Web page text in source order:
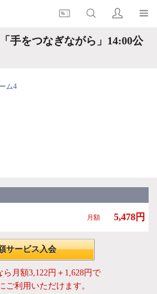
手をつなぎながら」14:00公
ム4
月額 5,478円
サービス入会
ら月額3,122円＋1,628円で
ご利用いただけます。